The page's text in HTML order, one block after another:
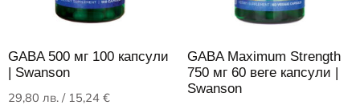
GABA 500 мг 100 капсули
| Swanson
29,80 лв. / 15,24 €
GABA Maximum Strength
750 мг 60 веге капсули |
Swanson